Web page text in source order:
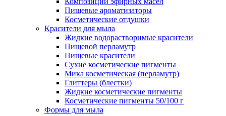
Пищевые ароматизаторы
Косметические отдушки
Красители для мыла
Жидкие водорастворимые красители
Пищевой перламутр
Пищевые красители
Сухие косметические пигменты
Мика косметическая (перламутр)
Глиттеры (блестки)
Жидкие косметические пигменты
Косметические пигменты 50/100 г
Формы для мыла